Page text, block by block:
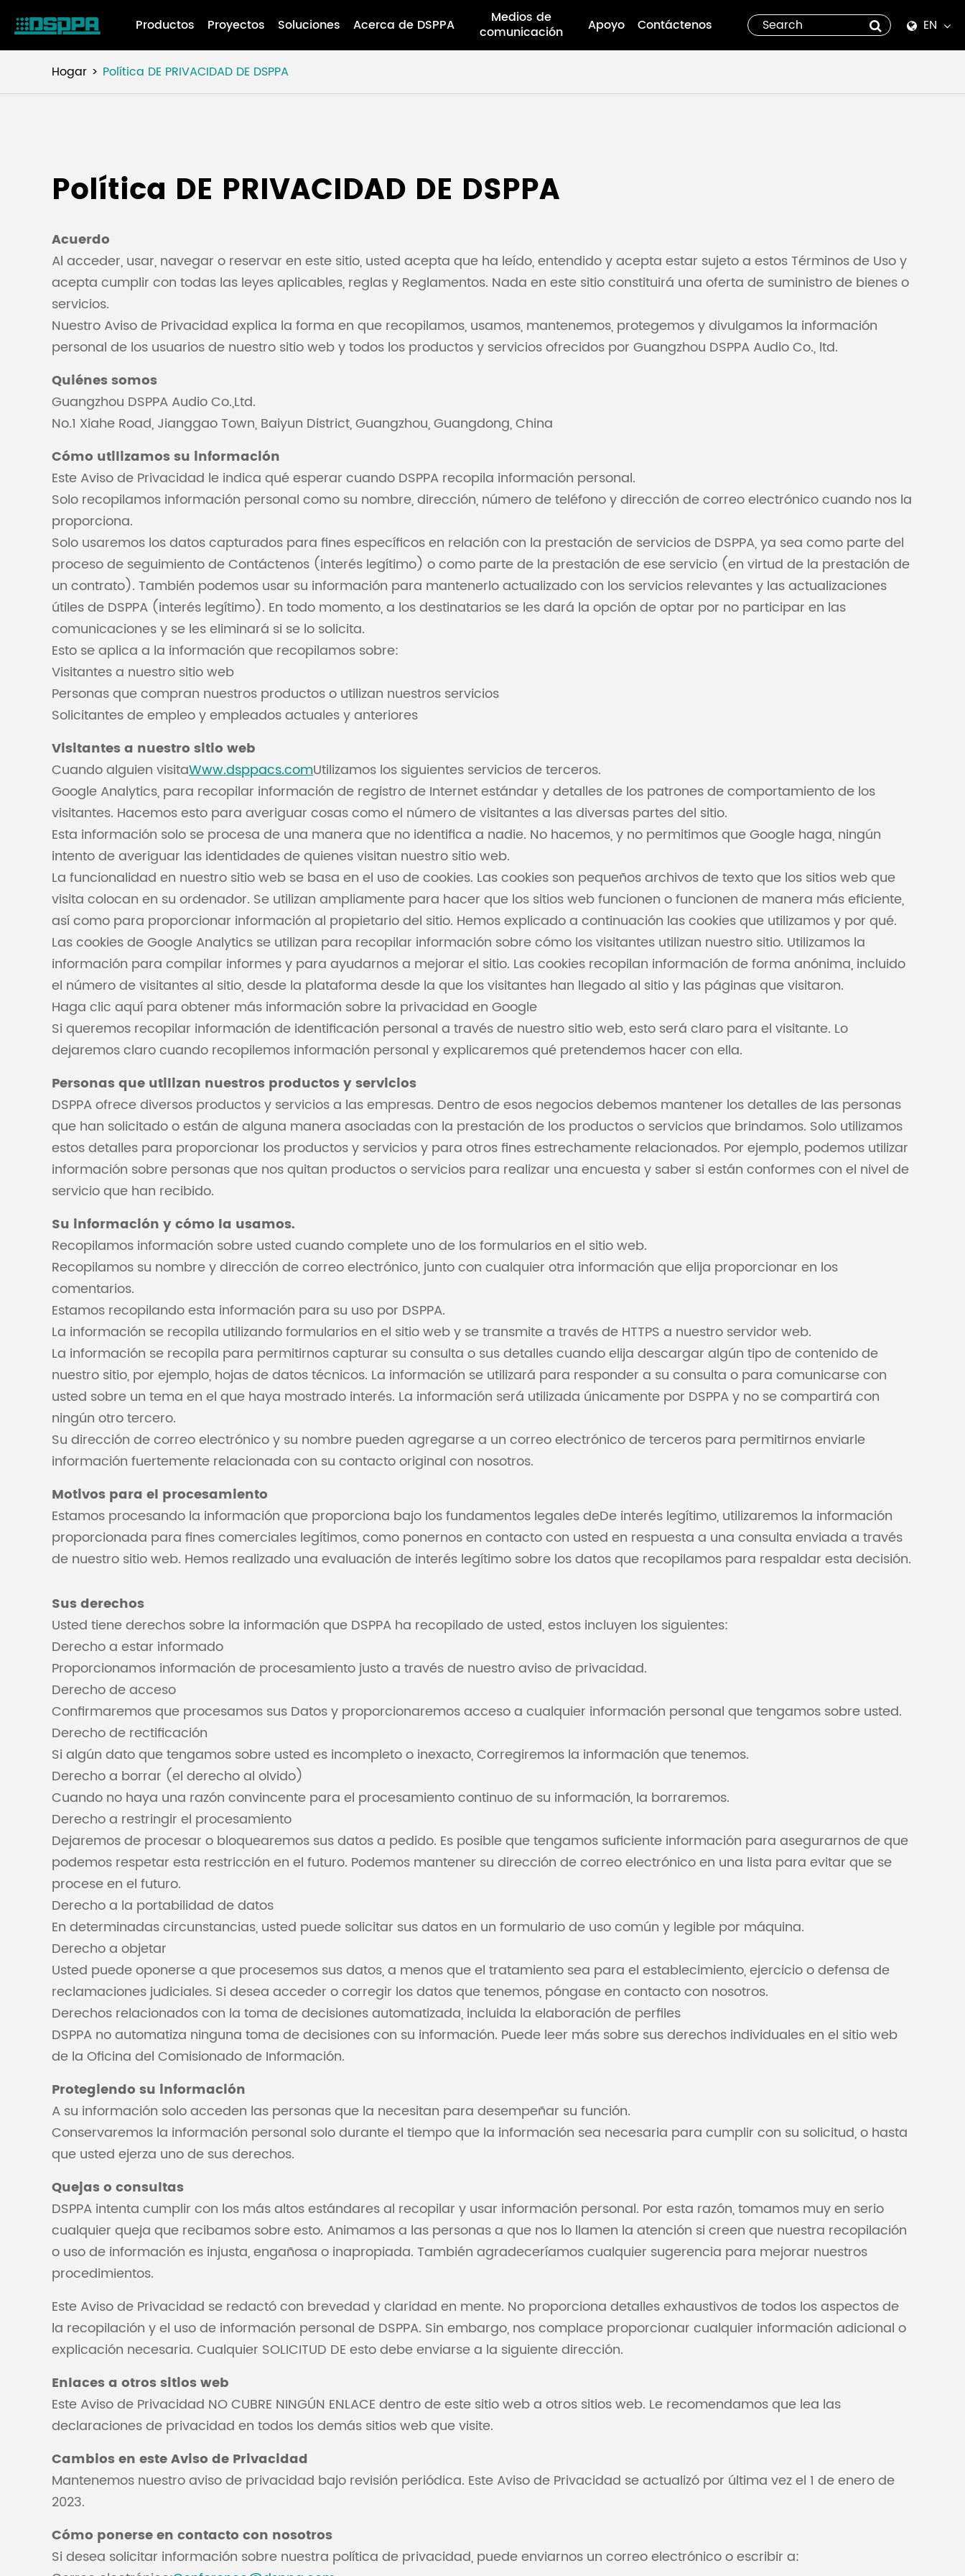
Productos Proyectos Soluciones Acerca de DSPPA
Medios de
comunicación
Apoyo Contáctenos
EN
Español
Pilipino
ไทย
Hogar Política DE PRIVACIDAD DE DSPPA
Política DE PRIVACIDAD DE DSPPA
Acuerdo
Al acceder, usar, navegar o reservar en este sitio, usted acepta que ha leído, entendido y acepta estar sujeto a estos Términos de Uso y
acepta cumplir con todas las leyes aplicables, reglas y Reglamentos. Nada en este sitio constituirá una oferta de suministro de bienes o
servicios.
Nuestro Aviso de Privacidad explica la forma en que recopilamos, usamos, mantenemos, protegemos y divulgamos la información
personal de los usuarios de nuestro sitio web y todos los productos y servicios ofrecidos por Guangzhou DSPPA Audio Co., ltd.
Quiénes somos
Guangzhou DSPPA Audio Co.,Ltd.
No.1 Xiahe Road, Jianggao Town, Baiyun District, Guangzhou, Guangdong, China
Cómo utilizamos su información
Este Aviso de Privacidad le indica qué esperar cuando DSPPA recopila información personal.
Solo recopilamos información personal como su nombre, dirección, número de teléfono y dirección de correo electrónico cuando nos la
proporciona.
Solo usaremos los datos capturados para fines específicos en relación con la prestación de servicios de DSPPA, ya sea como parte del
proceso de seguimiento de Contáctenos (interés legítimo) o como parte de la prestación de ese servicio (en virtud de la prestación de
un contrato). También podemos usar su información para mantenerlo actualizado con los servicios relevantes y las actualizaciones
útiles de DSPPA (interés legítimo). En todo momento, a los destinatarios se les dará la opción de optar por no participar en las
comunicaciones y se les eliminará si se lo solicita.
Esto se aplica a la información que recopilamos sobre:
Visitantes a nuestro sitio web
Personas que compran nuestros productos o utilizan nuestros servicios
Solicitantes de empleo y empleados actuales y anteriores
Visitantes a nuestro sitio web
Cuando alguien visitaWww.dsppacs.comUtilizamos los siguientes servicios de terceros.
Google Analytics, para recopilar información de registro de Internet estándar y detalles de los patrones de comportamiento de los
visitantes. Hacemos esto para averiguar cosas como el número de visitantes a las diversas partes del sitio.
Esta información solo se procesa de una manera que no identifica a nadie. No hacemos, y no permitimos que Google haga, ningún
intento de averiguar las identidades de quienes visitan nuestro sitio web.
La funcionalidad en nuestro sitio web se basa en el uso de cookies. Las cookies son pequeños archivos de texto que los sitios web que
visita colocan en su ordenador. Se utilizan ampliamente para hacer que los sitios web funcionen o funcionen de manera más eficiente,
así como para proporcionar información al propietario del sitio. Hemos explicado a continuación las cookies que utilizamos y por qué.
Las cookies de Google Analytics se utilizan para recopilar información sobre cómo los visitantes utilizan nuestro sitio. Utilizamos la
información para compilar informes y para ayudarnos a mejorar el sitio. Las cookies recopilan información de forma anónima, incluido
el número de visitantes al sitio, desde la plataforma desde la que los visitantes han llegado al sitio y las páginas que visitaron.
Haga clic aquí para obtener más información sobre la privacidad en Google
Si queremos recopilar información de identificación personal a través de nuestro sitio web, esto será claro para el visitante. Lo
dejaremos claro cuando recopilemos información personal y explicaremos qué pretendemos hacer con ella.
Personas que utilizan nuestros productos y servicios
DSPPA ofrece diversos productos y servicios a las empresas. Dentro de esos negocios debemos mantener los detalles de las personas
que han solicitado o están de alguna manera asociadas con la prestación de los productos o servicios que brindamos. Solo utilizamos
estos detalles para proporcionar los productos y servicios y para otros fines estrechamente relacionados. Por ejemplo, podemos utilizar
información sobre personas que nos quitan productos o servicios para realizar una encuesta y saber si están conformes con el nivel de
servicio que han recibido.
Su información y cómo la usamos.
Recopilamos información sobre usted cuando complete uno de los formularios en el sitio web.
Recopilamos su nombre y dirección de correo electrónico, junto con cualquier otra información que elija proporcionar en los
comentarios.
Estamos recopilando esta información para su uso por DSPPA.
La información se recopila utilizando formularios en el sitio web y se transmite a través de HTTPS a nuestro servidor web.
La información se recopila para permitirnos capturar su consulta o sus detalles cuando elija descargar algún tipo de contenido de
nuestro sitio, por ejemplo, hojas de datos técnicos. La información se utilizará para responder a su consulta o para comunicarse con
usted sobre un tema en el que haya mostrado interés. La información será utilizada únicamente por DSPPA y no se compartirá con
ningún otro tercero.
Su dirección de correo electrónico y su nombre pueden agregarse a un correo electrónico de terceros para permitirnos enviarle
información fuertemente relacionada con su contacto original con nosotros.
Motivos para el procesamiento
Estamos procesando la información que proporciona bajo los fundamentos legales deDe interés legítimo, utilizaremos la información
proporcionada para fines comerciales legítimos, como ponernos en contacto con usted en respuesta a una consulta enviada a través
de nuestro sitio web. Hemos realizado una evaluación de interés legítimo sobre los datos que recopilamos para respaldar esta decisión.
Sus derechos
Usted tiene derechos sobre la información que DSPPA ha recopilado de usted, estos incluyen los siguientes:
Derecho a estar informado
Proporcionamos información de procesamiento justo a través de nuestro aviso de privacidad.
Derecho de acceso
Confirmaremos que procesamos sus Datos y proporcionaremos acceso a cualquier información personal que tengamos sobre usted.
Derecho de rectificación
Si algún dato que tengamos sobre usted es incompleto o inexacto, Corregiremos la información que tenemos.
Derecho a borrar (el derecho al olvido)
Cuando no haya una razón convincente para el procesamiento continuo de su información, la borraremos.
Derecho a restringir el procesamiento
Dejaremos de procesar o bloquearemos sus datos a pedido. Es posible que tengamos suficiente información para asegurarnos de que
podemos respetar esta restricción en el futuro. Podemos mantener su dirección de correo electrónico en una lista para evitar que se
procese en el futuro.
Derecho a la portabilidad de datos
En determinadas circunstancias, usted puede solicitar sus datos en un formulario de uso común y legible por máquina.
Derecho a objetar
Usted puede oponerse a que procesemos sus datos, a menos que el tratamiento sea para el establecimiento, ejercicio o defensa de
reclamaciones judiciales. Si desea acceder o corregir los datos que tenemos, póngase en contacto con nosotros.
Derechos relacionados con la toma de decisiones automatizada, incluida la elaboración de perfiles
DSPPA no automatiza ninguna toma de decisiones con su información. Puede leer más sobre sus derechos individuales en el sitio web
de la Oficina del Comisionado de Información.
Protegiendo su información
A su información solo acceden las personas que la necesitan para desempeñar su función.
Conservaremos la información personal solo durante el tiempo que la información sea necesaria para cumplir con su solicitud, o hasta
que usted ejerza uno de sus derechos.
Quejas o consultas
DSPPA intenta cumplir con los más altos estándares al recopilar y usar información personal. Por esta razón, tomamos muy en serio
cualquier queja que recibamos sobre esto. Animamos a las personas a que nos lo llamen la atención si creen que nuestra recopilación
o uso de información es injusta, engañosa o inapropiada. También agradeceríamos cualquier sugerencia para mejorar nuestros
procedimientos.
Este Aviso de Privacidad se redactó con brevedad y claridad en mente. No proporciona detalles exhaustivos de todos los aspectos de
la recopilación y el uso de información personal de DSPPA. Sin embargo, nos complace proporcionar cualquier información adicional o
explicación necesaria. Cualquier SOLICITUD DE esto debe enviarse a la siguiente dirección.
Enlaces a otros sitios web
Este Aviso de Privacidad NO CUBRE NINGÚN ENLACE dentro de este sitio web a otros sitios web. Le recomendamos que lea las
declaraciones de privacidad en todos los demás sitios web que visite.
Cambios en este Aviso de Privacidad
Mantenemos nuestro aviso de privacidad bajo revisión periódica. Este Aviso de Privacidad se actualizó por última vez el 1 de enero de
2023.
Cómo ponerse en contacto con nosotros
Si desea solicitar información sobre nuestra política de privacidad, puede enviarnos un correo electrónico o escribir a: